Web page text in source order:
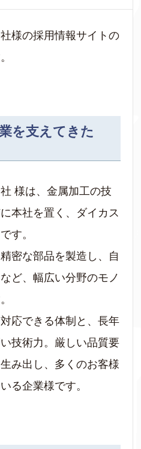
様の採用情報サイトの
を支えてきた
様は、金属加工の技
本社を置く、ダイカス
す。
密な部品を製造し、自
ど、幅広い分野のモノ
応できる体制と、長年
技術力。厳しい品質要
み出し、多くのお客様
る企業様です。